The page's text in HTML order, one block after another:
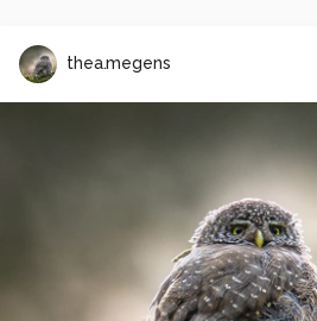
thea.megens